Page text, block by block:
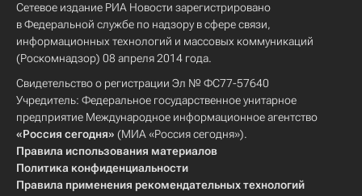
Сетевое издание РИА Новости зарегистрировано
в Федеральной службе по надзору в сфере связи,
информационных технологий и массовых коммуникаций
(Роскомнадзор) 08 апреля 2014 года.
Свидетельство о регистрации Эл № ФС77-57640
Учредитель: Федеральное государственное унитарное
предприятие Международное информационное агентство
«Россия сегодня» (МИА «Россия сегодня»).
Правила использования материалов
Политика конфиденциальности
Правила применения рекомендательных технологий